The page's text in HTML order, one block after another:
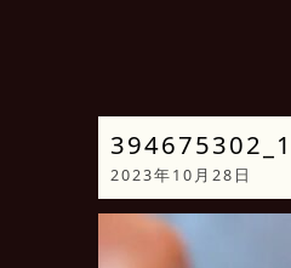
2023年10月28日